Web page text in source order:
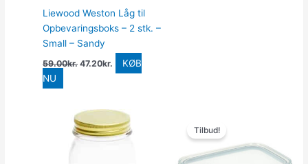
Liewood Weston Låg til
Opbevaringsboks – 2 stk. –
Small – Sandy
59.00kr. 47.20kr.
KØB
NU
Tilbud!
oprindelige
pris
var:
219.95kr..
er:
199.95kr..